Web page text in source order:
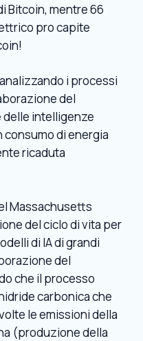
Bitcoin, mentre 66
pro capite
i processi
del
delle intelligenze
di energia
ricaduta
Massachusetts
del ciclo di vita per
di IA di grandi
del
che il processo
carbonica che
le emissioni della
(produzione della